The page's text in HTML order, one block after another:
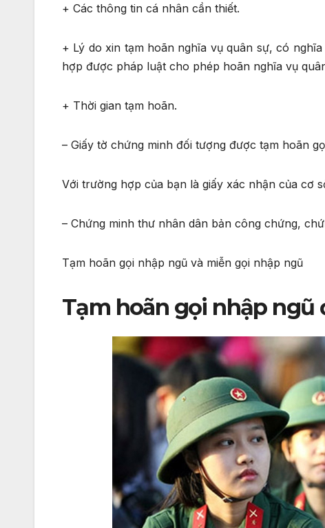
+ Các thông tin cá nhân cần thiết.
+ Lý do xin tạm hoãn nghĩa vụ quân sự, có
hợp được pháp luật cho phép hoãn nghĩa vụ
+ Thời gian tạm hoãn.
– Giấy tờ chứng minh đối tượng được tạm hoãn
Với trường hợp của bạn là giấy xác nhận của cơ
– Chứng minh thư nhân dân bản công chứng,
Tạm hoãn gọi nhập ngũ và miễn gọi nhập ngũ
Tạm hoãn gọi nhập